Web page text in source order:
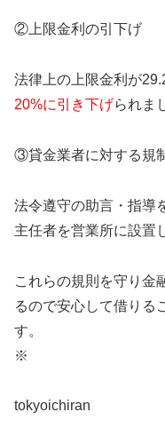
②上限金利の引下げ
法律上の上限金利が
20%に引き下げられま
③貸金業者に対する規
法令遵守の助言・指導
主任者を営業所に設置
これらの規則を守り金
るので安心して借りる
す。
※
tokyoichiran